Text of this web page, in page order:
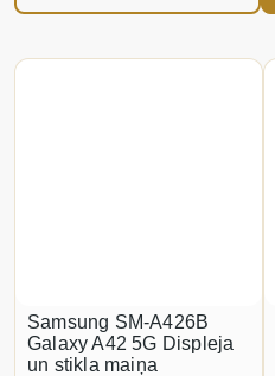
Samsung SM-A426B
Galaxy A42 5G Displeja
un stikla maiņa